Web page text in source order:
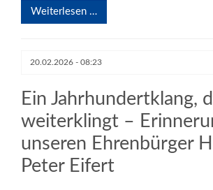
Weiterlesen …
20.02.2026 - 08:23
Ein Jahrhundertklang,
weiterklingt –
unseren Ehrenbürger
Peter Eifert